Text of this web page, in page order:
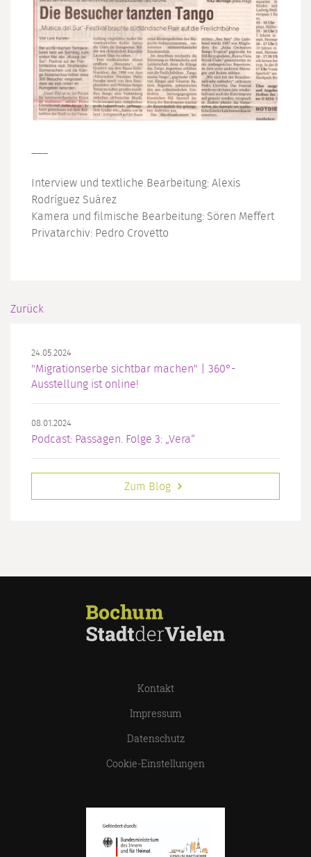
Interview und textliche Bearbeitung: Alexis
Rodríguez Suárez
Kamera und filmische Bearbeitung: Sören Meffert
Privatarchiv: Pedro Crovetto
Zurück
24.05.2024
"Migrationserbe sichtbar machen" | 360°-
Ausstellung ist online!
08.01.2024
Podcast: Passagen. Folge 3: „Vera“
Zum Blog
Kontakt
Impressum
Datenschutz
Cookie-Einstellungen